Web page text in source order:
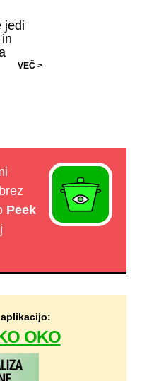
jedi
VEČ >
Peek
OKO